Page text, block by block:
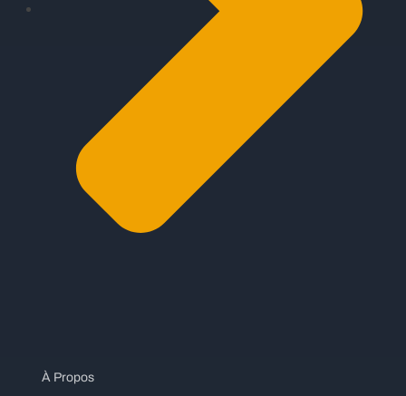
À Propos